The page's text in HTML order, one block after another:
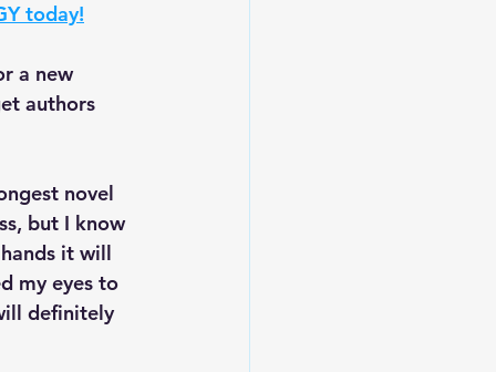
today!
a new
authors
novel
but I know
it will
my eyes to
definitely